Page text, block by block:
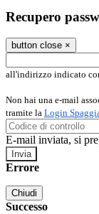
Recupero
button close ×
all'indirizzo indicato
Non hai una e-mail
tramite la Login
E-mail inviata, si
Errore
Chiudi
Successo